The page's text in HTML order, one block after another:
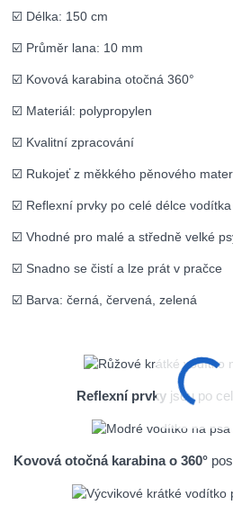
☑️ Délka: 150 cm
☑️ Průměr lana: 10 mm
☑️ Kovová karabina otočná 360°
☑️ Materiál: polypropylen
☑️ Kvalitní zpracování
☑️ Rukojeť z měkkého pěnového
☑️ Reflexní prvky po celé délce vodítka
☑️ Vhodné pro malé a středně velké
☑️ Snadno se čistí a lze prát v pračce
☑️ Barva: černá, červená, zelená
Reflexní prvky jsou po
Kovová otočná karabina o 360°